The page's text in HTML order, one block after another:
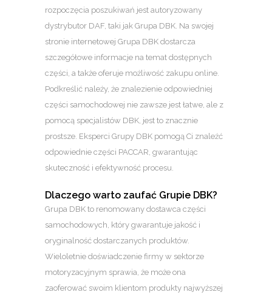
rozpoczęcia poszukiwań jest autoryzowany
dystrybutor DAF, taki jak Grupa DBK. Na swojej
stronie internetowej Grupa DBK dostarcza
szczegółowe informacje na temat dostępnych
części, a także oferuje możliwość zakupu online.
Podkreślić należy, że znalezienie odpowiedniej
części samochodowej nie zawsze jest łatwe, ale z
pomocą specjalistów DBK, jest to znacznie
prostsze. Eksperci Grupy DBK pomogą Ci znaleźć
odpowiednie części PACCAR, gwarantując
skuteczność i efektywność procesu.
Dlaczego warto zaufać Grupie DBK?
Grupa DBK to renomowany dostawca części
samochodowych, który gwarantuje jakość i
oryginalność dostarczanych produktów.
Wieloletnie doświadczenie firmy w sektorze
motoryzacyjnym sprawia, że może ona
zaoferować swoim klientom produkty najwyższej